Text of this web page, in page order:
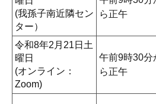
(我孫子南近隣セン
ター）
ら正午
令和8年2月21日土
曜日
(オンライン：
Zoom)
午前9時30分
ら正午